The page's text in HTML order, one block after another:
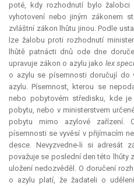
poté, kdy rozhodnutí bylo žalobci
vyhotovení nebo jiným zákonem
zvláštní zákon lhůtu jinou. Podle
lze žalobu proti rozhodnutí
lhůtě patnácti dnů ode dne
upravuje zákon o azylu jako lex
o azylu se písemnosti doručují do
azylu. Písemnost, kterou se
nebo pobytovém středisku, kde
pobytu, nebo v ministerstvem
pobytu mimo azylové zařízení.
písemnosti se vyvěsí v přijímacím
desce. Nevyzvedne-li si adresát
považuje se poslední den této lhůty
uložení nedozvěděl. O doručení
o azylu platí, že žadateli o